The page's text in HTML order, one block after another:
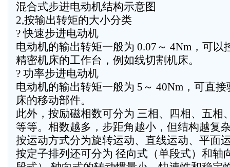
混合式步进电动机结构示意图
2,按输出转矩的大小分类
? 快速步进电动机
电动机的输出转矩一般为 0.07～ 4Nm，可以
精密机床的工作台，例如线切割机床。
? 功率步进电动机
电动机的输出转矩一般为 5～ 40Nm，可直接
床的移动部件。
此外，按励磁相数可分为 三相、四相、五相
等等。相数越多，步距角越小，但结构越复
按运动方式分为旋转运动、直线运动、平面
按定子排列还可分为 径向式（单段式）和轴